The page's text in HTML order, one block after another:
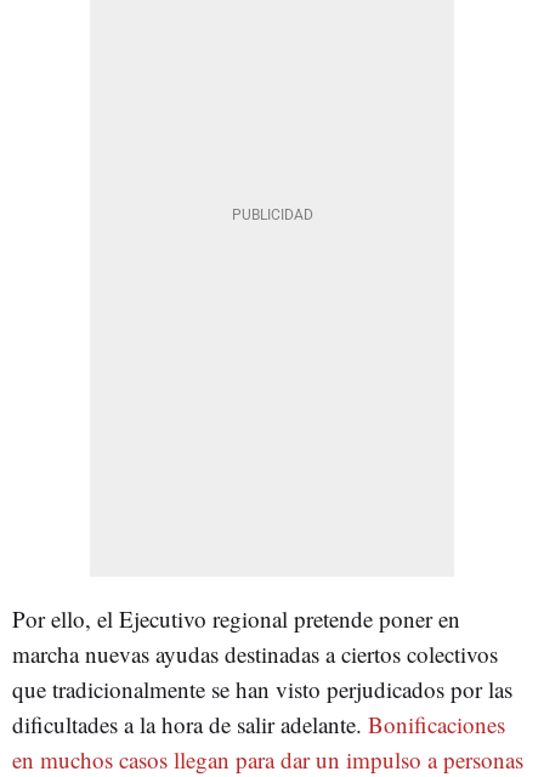
Por ello, el Ejecutivo regional pretende poner en
marcha nuevas ayudas destinadas a ciertos colectivos
que tradicionalmente se han visto perjudicados por las
dificultades a la hora de salir adelante. Bonificaciones
en muchos casos llegan para dar un impulso a personas